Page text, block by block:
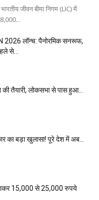
जीवन बीमा निगम (LIC) में
लॉन्च: पैनोरमिक सनरूफ,
से...
की तैयारी, लोकसभा से पास हुआ...
का बड़ा खुलासा! पूरे देश में अब...
15,000 से 25,000 रुपये